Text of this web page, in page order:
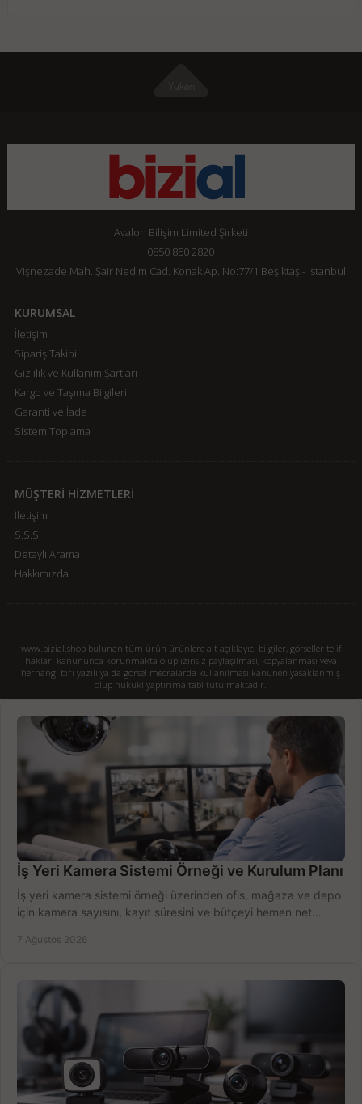
Avalon Bilişim Limited Şirketi
0850 850 2820
Vişnezade Mah. Şair Nedim Cad. Konak Ap. No:77/1 Beşiktaş - İstanbul
KURUMSAL
İletişim
Sipariş Takibi
Gizlilik ve Kullanım Şartları
Kargo ve Taşıma Bilgileri
Garanti ve İade
Sistem Toplama
MÜŞTERİ HİZMETLERİ
İletişim
S.S.S.
Detaylı Arama
Hakkımızda
www.bizial.shop bulunan tüm ürün ürünlere ait açıklayıcı bilgiler, görseller telif
hakları kanununca korunmakta olup izinsiz paylaşılması, kopyalanması veya
herhangi biri yazılı ya da görsel mecralarda kullanılması kanunen yasaklanmış
olup hukuki yaptırıma tabi tutulmaktadır.
İş Yeri Kamera Sistemi Örneği ve Kurulum Planı
İş yeri kamera sistemi örneği üzerinden ofis, mağaza ve depo
için kamera sayısını, kayıt süresini ve bütçeyi hemen net
7 Ağustos 2026